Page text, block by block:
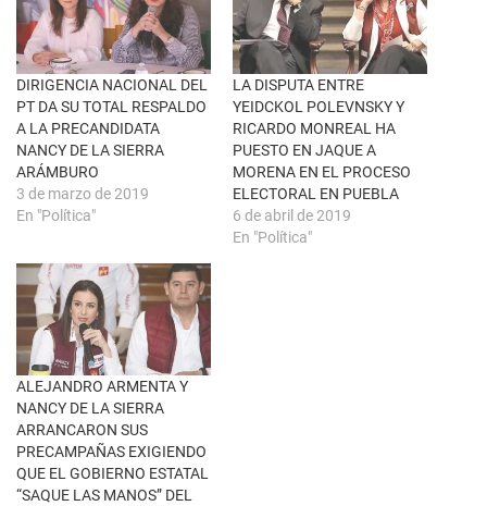
u
n
a
v
e
n
t
a
n
a
n
u
v
a
)
c
e
b
o
o
k
(
S
e
a
b
e
e
v
n
a
n
a
u
e
v
a
)
DIRIGENCIA NACIONAL DEL
PT DA SU TOTAL RESPALDO
A LA PRECANDIDATA
NANCY DE LA SIERRA
ARÁMBURO
3 de marzo de 2019
En "Política"
LA DISPUTA ENTRE
YEIDCKOL POLEVNSKY Y
RICARDO MONREAL HA
PUESTO EN JAQUE A
MORENA EN EL PROCESO
ELECTORAL EN PUEBLA
6 de abril de 2019
En "Política"
ALEJANDRO ARMENTA Y
NANCY DE LA SIERRA
ARRANCARON SUS
PRECAMPAÑAS EXIGIENDO
QUE EL GOBIERNO ESTATAL
“SAQUE LAS MANOS” DEL